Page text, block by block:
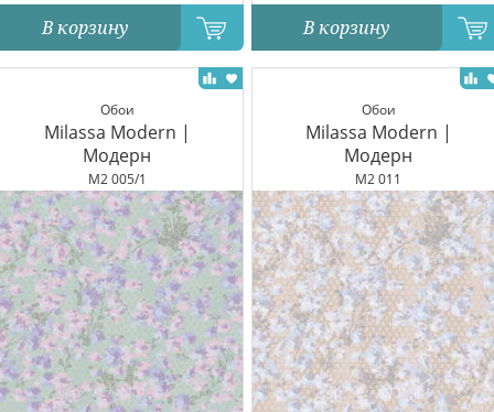
В корзину В корзину
Обои
Milassa Modern |
Модерн
M2 005/1
Обои
Milassa Modern |
Модерн
M2 011